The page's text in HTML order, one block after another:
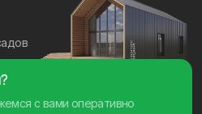
с вами оперативно